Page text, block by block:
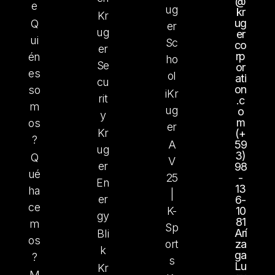
e
Q
ui
én
es
so
m
os
?
Q
ué
ha
ce
m
os
?
Kr
ug
er
Se
cu
rit
y
Kr
ug
er
En
er
gy
Bli
k
Kr
ug
er
Sc
ho
ol
iKr
ug
er
A
V
25
K-
Sp
ort
s
kr
ug
er
co
rp
or
ati
on
.c
o
m
(+
59
3)
98
-
13
6-
10
81
Arí
za
ga
Lu